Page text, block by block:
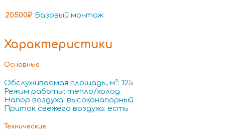
20500₽ Базовый монтаж
Характеристики
Основные
Обслуживаемая площадь, м²: 125
Режим работы: тепло/холод
Напор воздуха: высоконапорный
Приток свежего воздуха: есть
Технические